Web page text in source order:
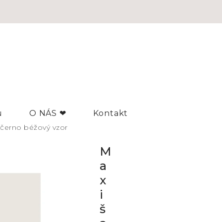
O NÁS ❤ Kontakt
béžový vzor
M
a
x
i
š